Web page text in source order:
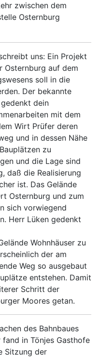
zwischen dem
Osternburg
uns: Ein Projekt
Osternburg auf dem
soll in die
Der bekannte
dein
arbeiten mit dem
Wirt Prüfer deren
und in dessen Nähe
zu
und die Lage sind
daß die Realisierung
ist. Das Gelände
Osternburg und zum
sich vorwiegend
Herr Lüken gedenkt
Wohnhäuser zu
der am
Weg so ausgebaut
plätze entstehen. Damit
Schritt der
Moores getan.
des Bahnbaues
in Tönjes Gasthofe
Sitzung der